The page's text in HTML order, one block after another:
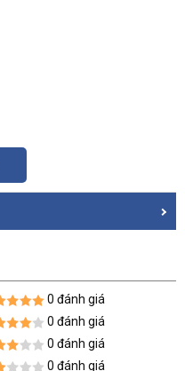
0 đánh giá
0 đánh giá
0 đánh giá
0 đánh giá